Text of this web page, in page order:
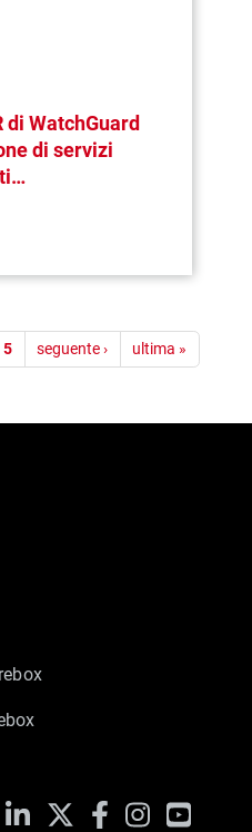
WatchGuard
di servizi
5 seguente › ultima »
LinkedIn FacebookInstagram